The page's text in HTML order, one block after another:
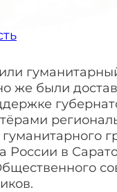
же были
России в